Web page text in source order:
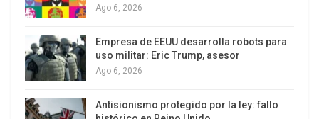
se anunció públicamente alrededor del 8–9 de
marzo, en pleno Ramadán, en medio de
bombardeos cruzados y máxima tensión con
Washington y Tel Aviv. Desde entonces, la cúpula
Ago 6, 2026
Empresa de EEUU desarrolla robots para
uso militar: Eric Trump, asesor
Ago 6, 2026
Antisionismo protegido por la ley: fallo